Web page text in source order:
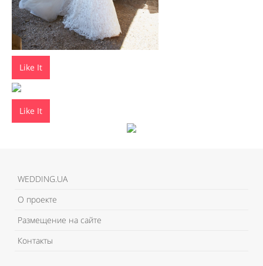
Like It
Like It
WEDDING.UA
О проекте
Размещение на сайте
Контакты